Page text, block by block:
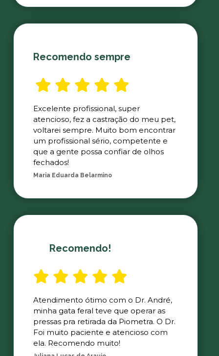
Recomendo sempre
Excelente profissional, super
atencioso, fez a castração do meu pet,
voltarei sempre. Muito bom encontrar
um profissional sério, competente e
que a gente possa confiar de olhos
fechados!
Maria Eduarda Belarmino
Recomendo!
Atendimento ótimo com o Dr. André,
minha gata feral teve que operar as
pressas pra retirada da Piometra. O Dr.
Foi muito paciente e atencioso com
ela. Recomendo muito!